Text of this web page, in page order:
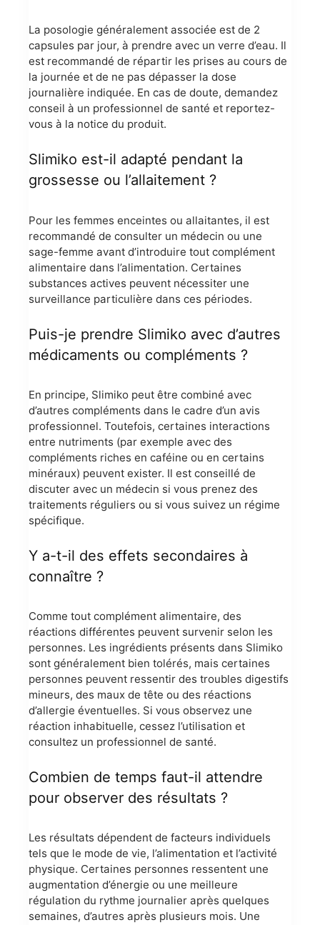
La posologie généralement associée est de 2
capsules par jour, à prendre avec un verre d’eau. Il
est recommandé de répartir les prises au cours de
la journée et de ne pas dépasser la dose
journalière indiquée. En cas de doute, demandez
conseil à un professionnel de santé et reportez-
vous à la notice du produit.
Slimiko est-il adapté pendant la
grossesse ou l’allaitement ?
Pour les femmes enceintes ou allaitantes, il est
recommandé de consulter un médecin ou une
sage-femme avant d’introduire tout complément
alimentaire dans l’alimentation. Certaines
substances actives peuvent nécessiter une
surveillance particulière dans ces périodes.
Puis-je prendre Slimiko avec d’autres
médicaments ou compléments ?
En principe, Slimiko peut être combiné avec
d’autres compléments dans le cadre d’un avis
professionnel. Toutefois, certaines interactions
entre nutriments (par exemple avec des
compléments riches en caféine ou en certains
minéraux) peuvent exister. Il est conseillé de
discuter avec un médecin si vous prenez des
traitements réguliers ou si vous suivez un régime
spécifique.
Y a-t-il des effets secondaires à
connaître ?
Comme tout complément alimentaire, des
réactions différentes peuvent survenir selon les
personnes. Les ingrédients présents dans Slimiko
sont généralement bien tolérés, mais certaines
personnes peuvent ressentir des troubles digestifs
mineurs, des maux de tête ou des réactions
d’allergie éventuelles. Si vous observez une
réaction inhabituelle, cessez l’utilisation et
consultez un professionnel de santé.
Combien de temps faut-il attendre
pour observer des résultats ?
Les résultats dépendent de facteurs individuels
tels que le mode de vie, l’alimentation et l’activité
physique. Certaines personnes ressentent une
augmentation d’énergie ou une meilleure
régulation du rythme journalier après quelques
semaines, d’autres après plusieurs mois. Une